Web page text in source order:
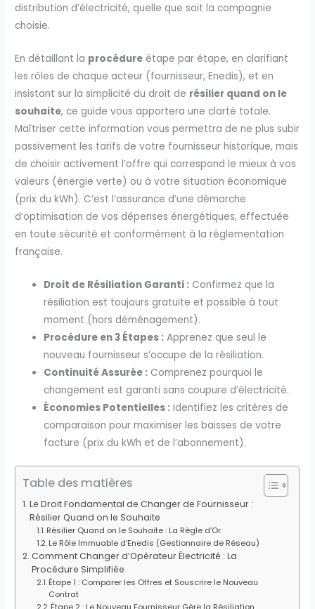
distribution d’électricité, quelle que soit la compagnie
choisie.
En détaillant la procédure étape par étape, en clarifiant
les rôles de chaque acteur (fournisseur, Enedis), et en
insistant sur la simplicité du droit de résilier quand on le
souhaite, ce guide vous apportera une clarté totale.
Maîtriser cette information vous permettra de ne plus subir
passivement les tarifs de votre fournisseur historique, mais
de choisir activement l’offre qui correspond le mieux à vos
valeurs (énergie verte) ou à votre situation économique
(prix du kWh). C’est l’assurance d’une démarche
d’optimisation de vos dépenses énergétiques, effectuée
en toute sécurité et conformément à la réglementation
française.
Droit de Résiliation Garanti : Confirmez que la
résiliation est toujours gratuite et possible à tout
moment (hors déménagement).
Procédure en 3 Étapes : Apprenez que seul le
nouveau fournisseur s’occupe de la résiliation.
Continuité Assurée : Comprenez pourquoi le
changement est garanti sans coupure d’électricité.
Économies Potentielles : Identifiez les critères de
comparaison pour maximiser les baisses de votre
facture (prix du kWh et de l’abonnement).
Table des matières
Le Droit Fondamental de Changer de Fournisseur :
Résilier Quand on le Souhaite
Résilier Quand on le Souhaite : La Règle d’Or
Le Rôle Immuable d’Enedis (Gestionnaire de Réseau)
Comment Changer d’Opérateur Électricité : La
Procédure Simplifiée
Étape 1 : Comparer les Offres et Souscrire le Nouveau
Contrat